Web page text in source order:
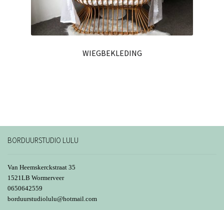
WIEGBEKLEDING
BORDUURSTUDIO LULU
Van Heemskerckstraat 35
1521LB Wormerveer
0650642559
borduurstudiolulu@hotmail.com